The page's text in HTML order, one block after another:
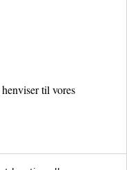
til vores